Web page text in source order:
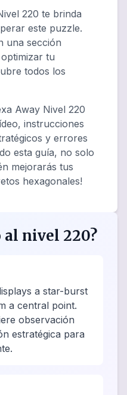
220 te brinda
este puzzle.
una sección
tu
todos los
Away Nivel 220
instrucciones
y errores
esta guía, no solo
mejorarás tus
hexagonales!
al nivel 220?
a star-burst
a central point.
observación
estratégica para